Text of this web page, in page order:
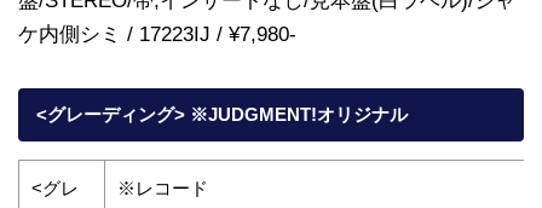
ケ内側シミ / 17223IJ / ¥7,980-
<グレーディング> ※JUDGMENT!オリジナル
<グレ
※レコード